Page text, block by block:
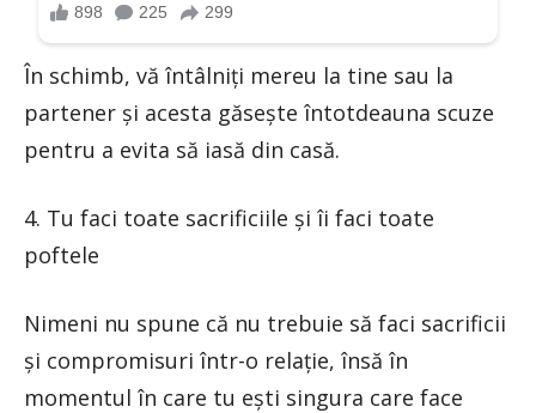
În schimb, vă întâlniți mereu la tine sau la
partener și acesta găsește întotdeauna scuze
pentru a evita să iasă din casă.
4. Tu faci toate sacrificiile și îi faci toate
poftele
Nimeni nu spune că nu trebuie să faci sacrificii
și compromisuri într-o relație, însă în
momentul în care tu ești singura care face